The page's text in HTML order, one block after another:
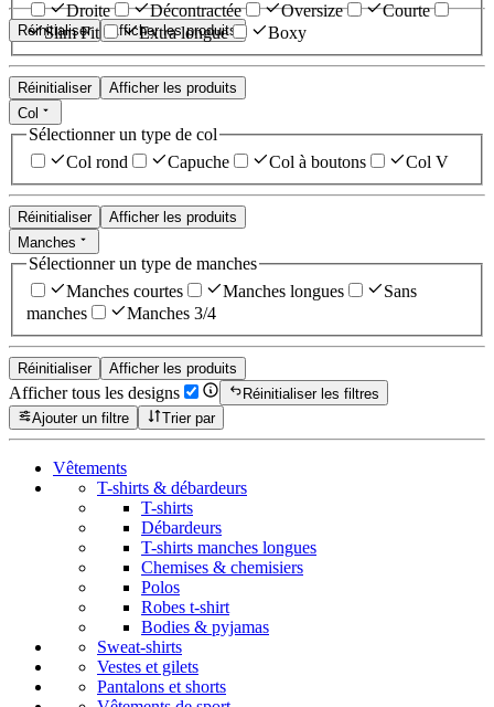
Réinitialiser Afficher les produits
Droite
Décontractée Oversize
Courte
Slim Fit
Extra longue Boxy
Réinitialiser
Afficher les produits
Col
Sélectionner un type de col
Col rond
Capuche Col à boutons Col V
Réinitialiser
Afficher les produits
Manches
Sélectionner un type de manches
Manches courtes
Manches longues
Sans
manches
Manches 3/4
Réinitialiser Afficher les produits
Afficher tous les designs
Réinitialiser les filtres
Ajouter un filtre
Trier par
Vêtements
T-shirts & débardeurs
T-shirts
Débardeurs
T-shirts manches longues
Chemises & chemisiers
Polos
Robes t-shirt
Bodies & pyjamas
Sweat-shirts
Vestes et gilets
Pantalons et shorts